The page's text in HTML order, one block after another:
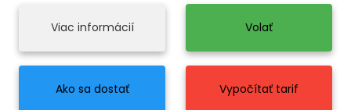
Viac informácií Volať
Ako sa dostať Vypočítať tarif